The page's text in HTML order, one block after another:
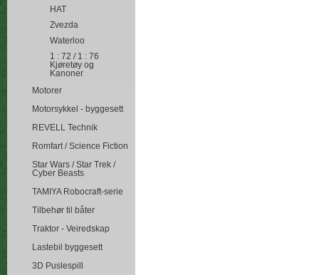
HAT
Zvezda
Waterloo
1 : 72 / 1 : 76
Kjøretøy og
Kanoner
Motorer
Motorsykkel - byggesett
REVELL Technik
Romfart / Science Fiction
Star Wars / Star Trek /
Cyber Beasts
TAMIYA Robocraft-serie
Tilbehør til båter
Traktor - Veiredskap
Lastebil byggesett
3D Puslespill